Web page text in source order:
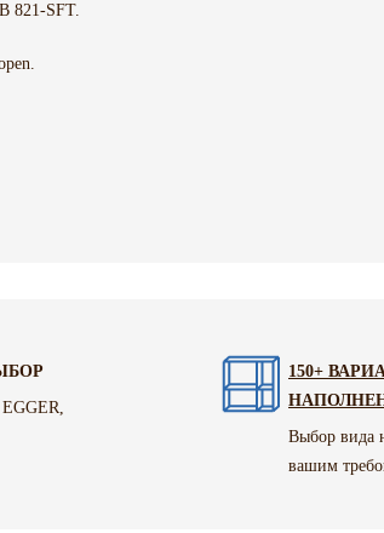
821-SFT.
150+
Выбор вида
вашим